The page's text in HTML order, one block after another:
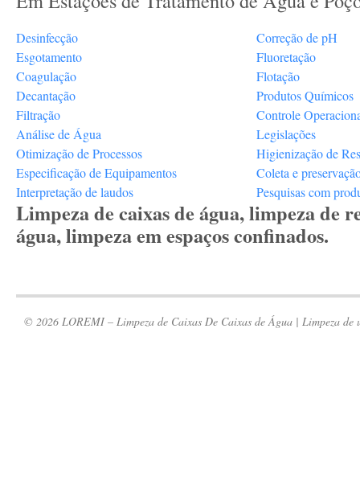
Desinfecção
Correção de pH
Esgotamento
Fluoretação
Coagulação
Flotação
Decantação
Produtos Químicos
Filtração
Controle
Análise de Água
Legislações
Otimização de Processos
Higienização de
Especificação de Equipamentos
Coleta e
Interpretação de laudos
Pesquisas com
Limpeza de caixas de água, limpeza de
água, limpeza em espaços confinados.
© 2026 LOREMI – Limpeza de Caixas De Caixas de Água | Limpeza